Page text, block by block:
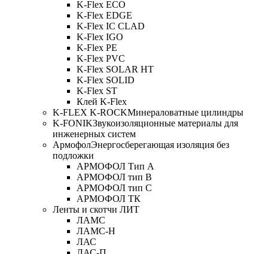
K-Flex ECO
K-Flex EDGE
K-Flex IC CLAD
K-Flex IGO
K-Flex PE
K-Flex PVC
K-Flex SOLAR HT
K-Flex SOLID
K-Flex ST
Клей K-Flex
K-FLEX K-ROCKМинераловатные цилиндры
K-FONIKЗвукоизоляционные материалы для
инженерных систем
АрмофолЭнергосберегающая изоляция без
подложки
АРМОФОЛ Тип А
АРМОФОЛ тип В
АРМОФОЛ тип C
АРМОФОЛ ТК
Ленты и скотчи ЛИТ
ЛАМС
ЛАМС-Н
ЛАС